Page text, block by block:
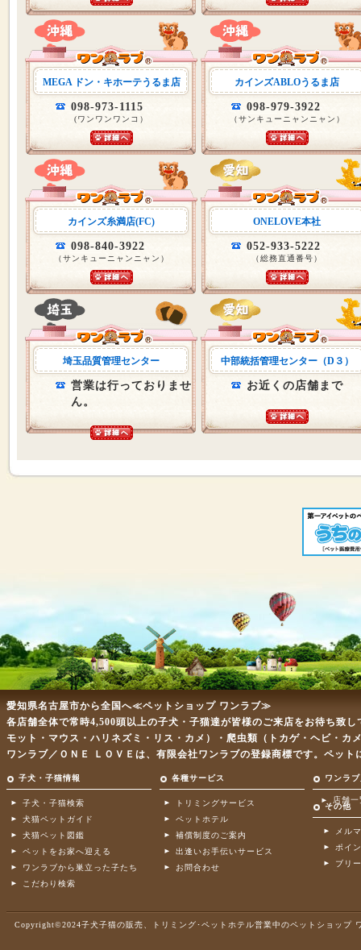
MEGA ドン・キホーテうるま店
098-973-1115
(ワンワンワンコ）
カインズABLOうるま店
098-979-3922
（サンキューニャンニャン）
カインズ糸満店(FC)
098-840-3922
（サンキューニャンニャン）
ONELOVE本社
052-933-5222
（総務直通番号）
埼玉品質管理センター
営業は行っておりませ
ん。
中部統括管理センター（D３）
お近くの店舗まで
愛知県名古屋市から全国へ≪ペットショップ ワンラブ≫
各店舗全体で常時4,500頭以上の子犬・子猫達が皆様のご来店をお待ち致
モット・マウス・ハリネズミ・リス・カメ）・爬虫類（トカゲ・ヘビ・
ワンラブ／ＯＮＥ ＬＯＶＥは、有限会社ワンラブの登録商標です。ペッ
子犬・子猫情報 各種サービス ワンラ
子犬・子猫検索
犬猫ペットガイド
犬猫ペット図鑑
ペットをお家へ迎える
ワンラブから巣立った子たち
こだわり検索
トリミングサービス
ペットホテル
補償制度のご案内
出逢いお手伝いサービス
お問合わせ
店舗一
その他
メル
ポイ
ブリ
Copyright©2024子犬子猫の販売、トリミング･ペットホテル営業中のペットショップ